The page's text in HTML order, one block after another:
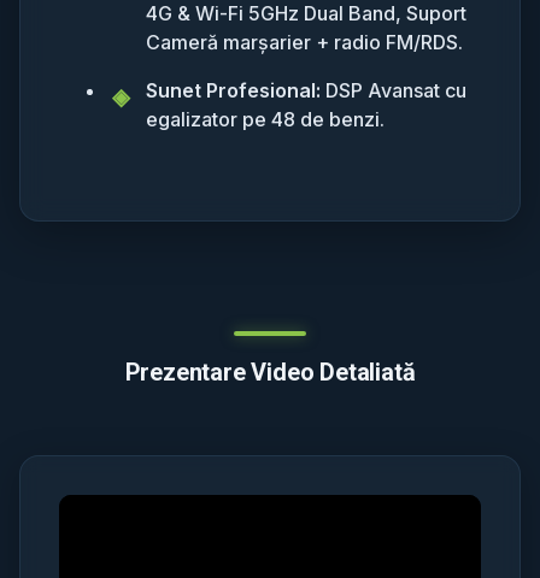
4G & Wi-Fi 5GHz Dual Band, Suport
Cameră marșarier + radio FM/RDS.
Sunet Profesional: DSP Avansat cu
egalizator pe 48 de benzi.
Prezentare Video Detaliată